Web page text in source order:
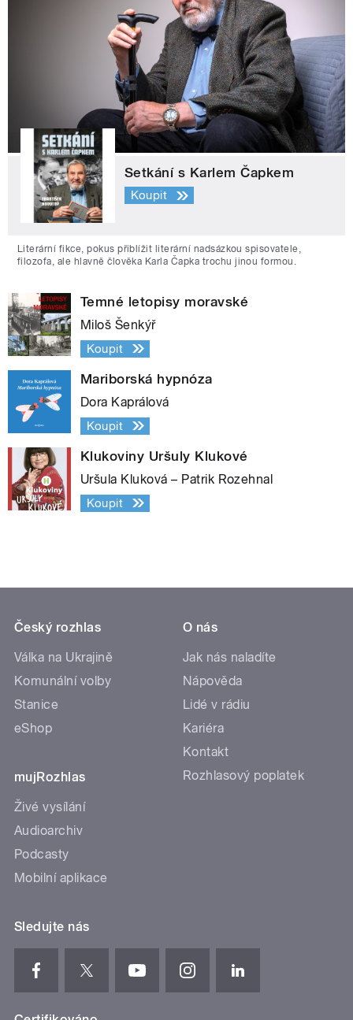
Setkání s Karlem Čapkem
Koupit
Literární fikce, pokus přiblížit literární nadsázkou spisovatele,
filozofa, ale hlavně člověka Karla Čapka trochu jinou formou.
Temné letopisy moravské
Miloš Šenkýř
Koupit
Mariborská hypnóza
Dora Kaprálová
Koupit
Klukoviny Uršuly Klukové
Uršula Kluková – Patrik Rozehnal
Koupit
Český rozhlas
Válka na Ukrajině
Komunální volby
Stanice
eShop
mujRozhlas
Živé vysílání
Audioarchiv
Podcasty
Mobilní aplikace
O nás
Jak nás naladíte
Nápověda
Lidé v rádiu
Kariéra
Kontakt
Rozhlasový poplatek
Sledujte nás